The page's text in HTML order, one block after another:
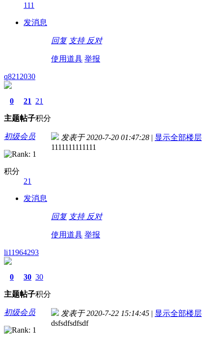
111
发消息
回复 支持 反对
使用道具 举报
q8212030
0
主题
21
帖子
21
积分
初级会员
积分
21
发消息
发表于 2020-7-20 01:47:28 | 显示全部楼层
1111111111111
回复 支持 反对
使用道具 举报
li11964293
0
主题
30
帖子
30
积分
初级会员 发表于 2020-7-22 15:14:45 | 显示全部楼层
dsfsdfsdfsdf